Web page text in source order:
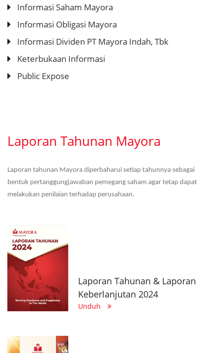
Informasi Saham Mayora
Informasi Obligasi Mayora
Informasi Dividen PT Mayora Indah, Tbk
Keterbukaan Informasi
Public Expose
Laporan Tahunan Mayora
Laporan tahunan Mayora diperbaharui setiap tahunnya sebagai
bentuk pertanggungjawaban pemegang saham agar tetap dapat
melakukan penilaian terhadap perusahaan.
Laporan Tahunan & Laporan
Keberlanjutan 2024
Unduh